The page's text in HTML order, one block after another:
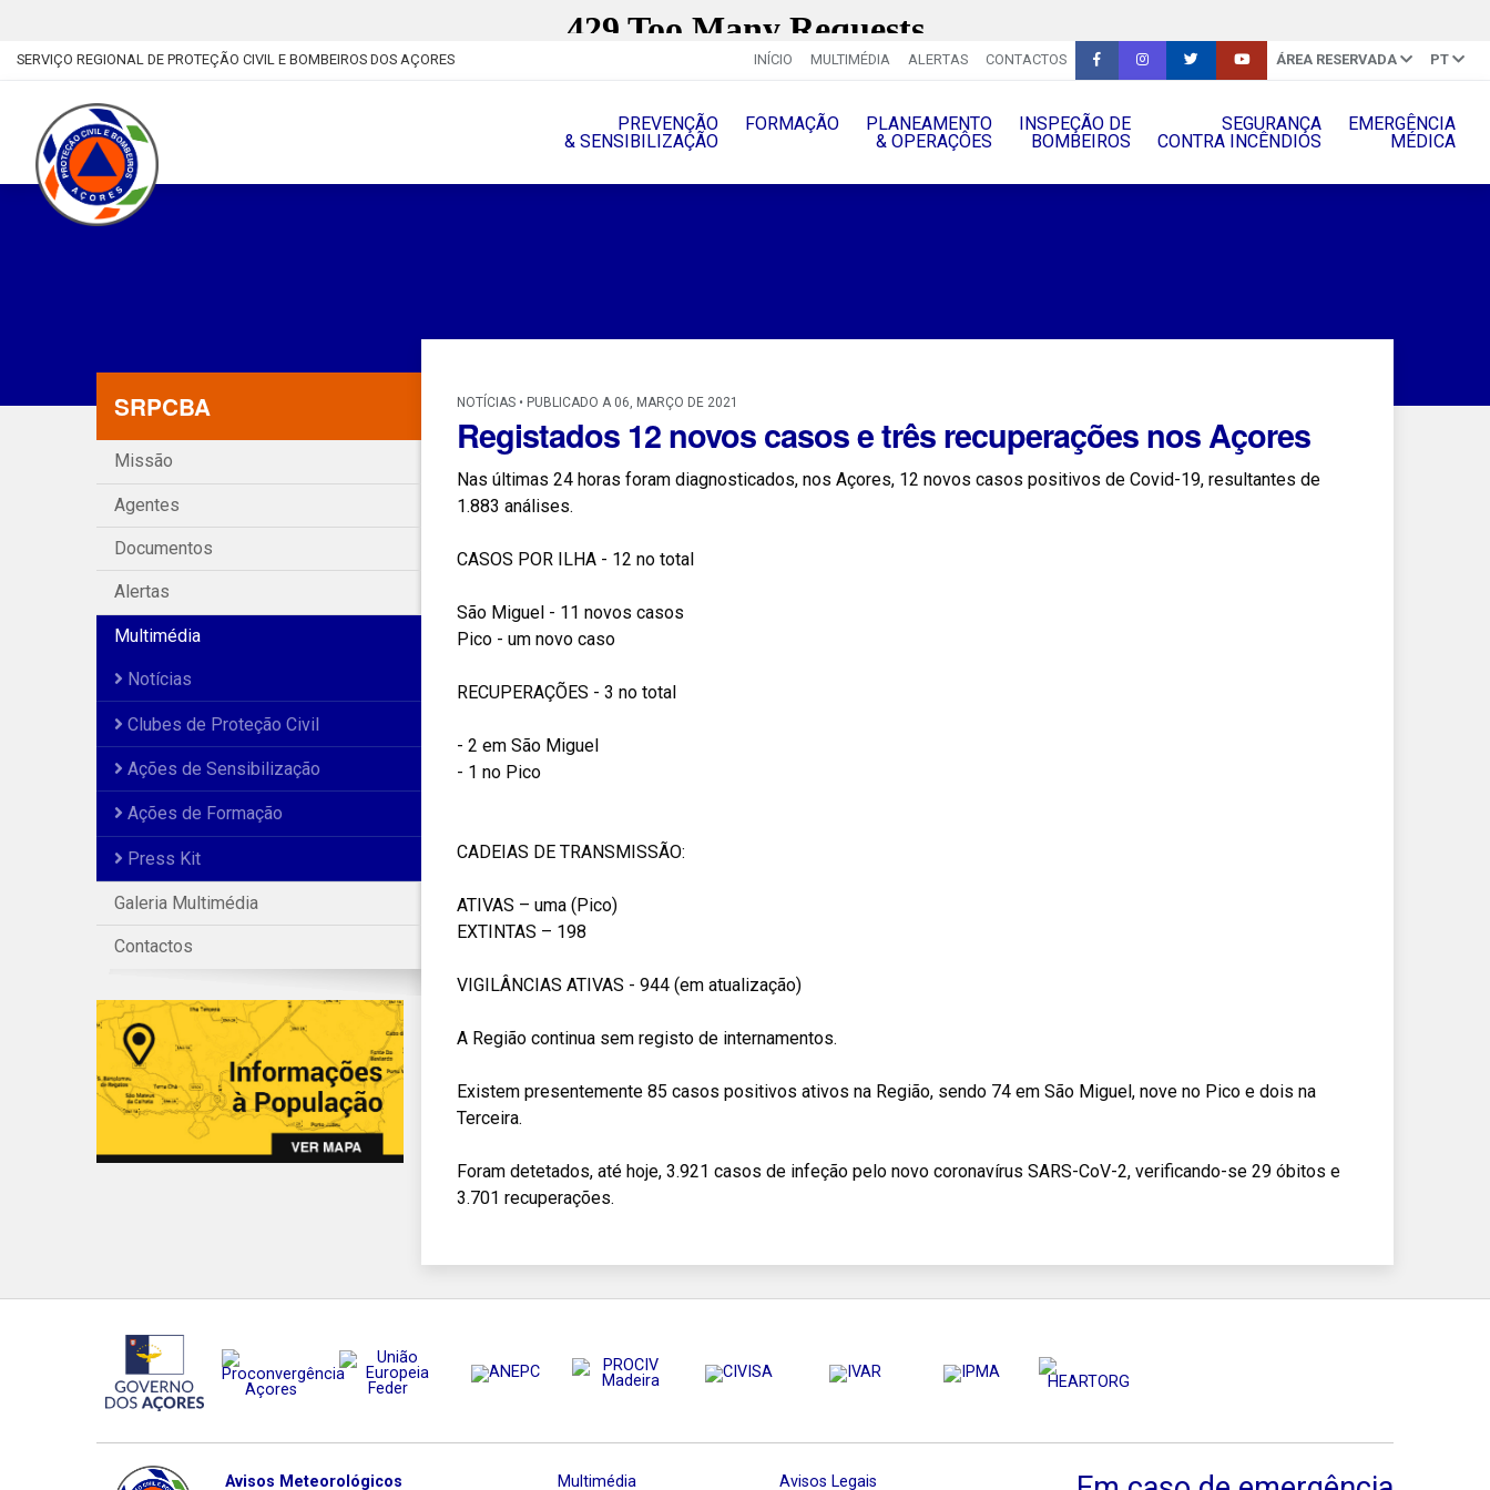
SERVIÇO REGIONAL DE PROTEÇÃO CIVIL E BOMBEIROS DOS AÇORES INÍCIO MULTIMÉDIA ALERTAS CONTACTOS ÁREA RESERVADA PT
PREVENÇÃO
& SENSIBILIZAÇÃO
FORMAÇÃO
PLANEAMENTO
& OPERAÇÔES
INSPEÇÃO DE
BOMBEIROS
SEGURANÇA
CONTRA INCÊNDIOS
EMERGÊNCIA
MÉDICA
SRPCBA
Missão
Agentes
Documentos
Alertas
Multimédia
Notícias
Clubes de Proteção Civil
Ações de Sensibilização
Ações de Formação
Press Kit
Galeria Multimédia
Contactos
NOTÍCIAS • PUBLICADO A 06, MARÇO DE 2021
Registados 12 novos casos e três recuperações nos Açores
Nas últimas 24 horas foram diagnosticados, nos Açores, 12 novos casos positivos de Covid-19, resultantes de
1.883 análises.
CASOS POR ILHA - 12 no total
São Miguel - 11 novos casos
Pico - um novo caso
RECUPERAÇÕES - 3 no total
- 2 em São Miguel
- 1 no Pico
CADEIAS DE TRANSMISSÃO:
ATIVAS – uma (Pico)
EXTINTAS – 198
VIGILÂNCIAS ATIVAS - 944 (em atualização)
A Região continua sem registo de internamentos.
Existem presentemente 85 casos positivos ativos na Região, sendo 74 em São Miguel, nove no Pico e dois na
Terceira.
Foram detetados, até hoje, 3.921 casos de infeção pelo novo coronavírus SARS-CoV-2, verificando-se 29 óbitos e
3.701 recuperações.
Avisos Meteorológicos Multimédia Avisos Legais